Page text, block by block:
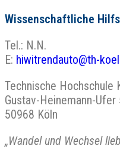
Wissenschaftliche
Tel.: N.N.
E: hiwitrendauto@th-
Technische Hochschule
Gustav-Heinemann-Ufer
50968 Köln
„Wandel und Wechsel